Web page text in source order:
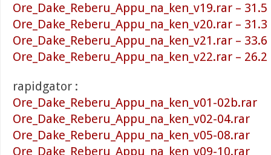
Ore_Dake_Reberu_Appu_na_ken_v19.rar – 31.5
Ore_Dake_Reberu_Appu_na_ken_v20.rar – 31.3
Ore_Dake_Reberu_Appu_na_ken_v21.rar – 33.6
Ore_Dake_Reberu_Appu_na_ken_v22.rar – 26.2
rapidgator :
Ore_Dake_Reberu_Appu_na_ken_v01-02b.rar
Ore_Dake_Reberu_Appu_na_ken_v02-04.rar
Ore_Dake_Reberu_Appu_na_ken_v05-08.rar
Ore_Dake_Reberu_Appu_na_ken_v09-10.rar